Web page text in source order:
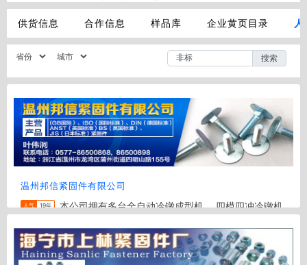
供货信息 合作信息 样品库 企业黄页目录
搜索
温州邦信紧固件有限公司
人气 19年
本公司拥有多台全自动冷镦成型机， 四模四冲冷镦机
固件， 如，英美标大平头马车螺栓，订制款组合螺丝, 法兰自...
地区:温州 电话:0577-86500868,13989708320